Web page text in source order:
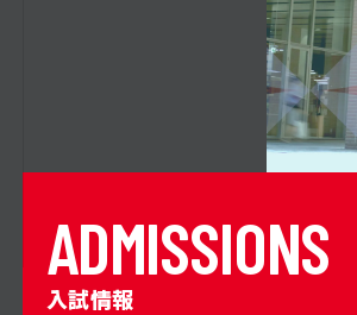
ADMISSIONS
入試情報